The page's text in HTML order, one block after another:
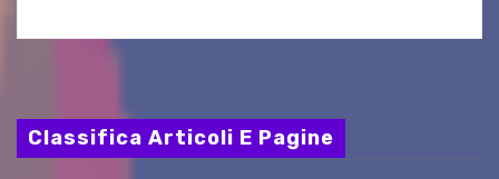
Classifica Articoli E Pagine